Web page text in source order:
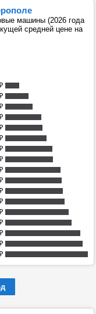
машины (2026 года
средней цене на